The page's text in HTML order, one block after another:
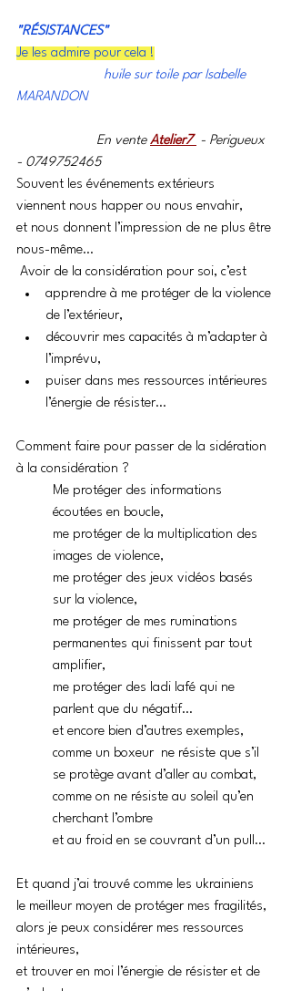
"RÉSISTANCES"
Je les admire pour cela !
huile sur toile par Isabelle
MARANDON
En vente Atelier7 - Perigueux
- 0749752465
Souvent les événements extérieurs
viennent nous happer ou nous envahir,
et nous donnent l’impression de ne plus être
nous-même…
Avoir de la considération pour soi, c’est
apprendre à me protéger de la violence
de l’extérieur,
découvrir mes capacités à m’adapter à
l’imprévu,
puiser dans mes ressources intérieures
l’énergie de résister…
Comment faire pour passer de la sidération
à la considération ?
Me protéger des informations
écoutées en boucle,
me protéger de la multiplication des
images de violence,
me protéger des jeux vidéos basés
sur la violence,
me protéger de mes ruminations
permanentes qui finissent par tout
amplifier,
me protéger des ladi lafé qui ne
parlent que du négatif…
et encore bien d’autres exemples,
comme un boxeur  ne résiste que s’il
se protège avant d’aller au combat,
comme on ne résiste au soleil qu’en
cherchant l’ombre
et au froid en se couvrant d’un pull…
Et quand j’ai trouvé comme les ukrainiens
le meilleur moyen de protéger mes fragilités,
alors je peux considérer mes ressources
intérieures,
et trouver en moi l’énergie de résister et de